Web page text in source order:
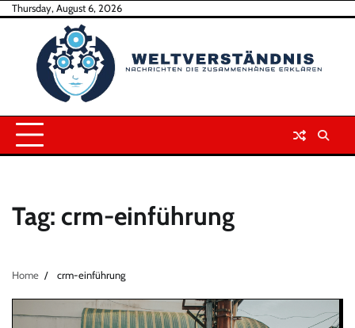
SkipThursday, August 6, 2026
Tag: crm-einführung
Home crm-einführung